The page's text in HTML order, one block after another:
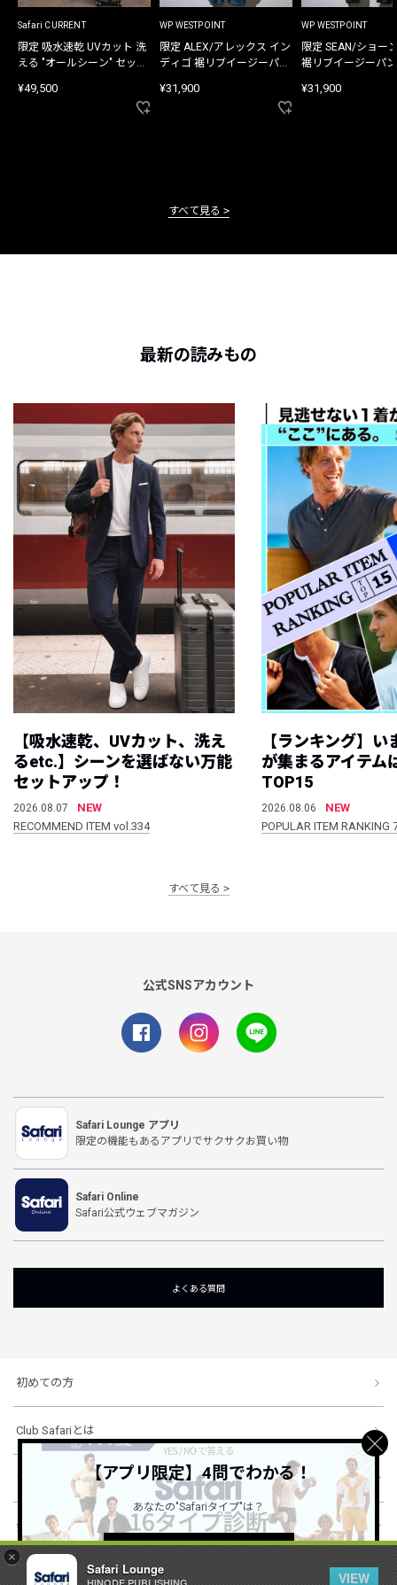
×
Safari Lounge
VIEW
Safari CURRENT
限定 吸水速乾 UVカット 洗
える "オールシーン" セット
¥49,500
WP WESTPOINT
限定 ALEX/アレックス イン
ディゴ 裾リブイージーパン
¥31,900
WP WESTPOINT
限定 SEAN/ショー
裾リブイージーパ
¥31,900
すべて見る
最新の読みもの
【吸水速乾、UVカット、洗え
るetc.】シーンを選ばない万能
セットアップ！
2026.08.07
NEW
RECOMMEND ITEM vol.334
【ランキング】
が集まるアイテム
TOP15
2026.08.06
NEW
POPULAR ITEM
すべて見る
公式SNSアカウント
Safari Lounge アプリ
限定の機能もあるアプリでサクサクお買い物
Safari Online
Safari公式ウェブマガジン
よくある質問
初めての方
Club Safariとは
ショッピングガイド
会社概要・規約
【アプリ限定】4問でわかる！
あなたの"Safariタイプ"は？
詳しくはこちら ＞